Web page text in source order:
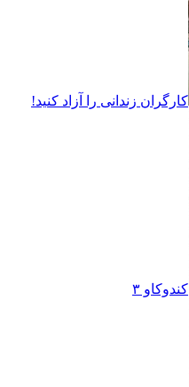
کارگران زندانى را آزاد کنيد!
کندوکاو ۳